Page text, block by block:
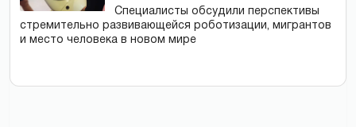
Специалисты обсудили перспективы
стремительно развивающейся роботизации, мигрантов
и место человека в новом мире